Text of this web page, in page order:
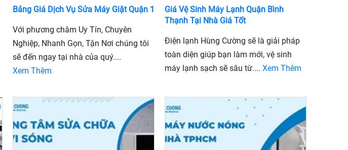
Bảng Giá Dịch Vụ Sửa Máy Giặt Quận 1
Với phương châm Uy Tín, Chuyên
Nghiệp, Nhanh Gọn, Tận Nơi chúng tôi
sẽ đến ngay tại nhà của quý....
Xem Thêm
Giá Vệ Sinh Máy Lạnh Quận Bình
Thạnh Tại Nhà Giá Tốt
Điện lạnh Hùng Cường sẽ là giải pháp
toàn diện giúp bạn làm mới, vệ sinh
máy lạnh sạch sẽ sâu từ.... Xem Thêm